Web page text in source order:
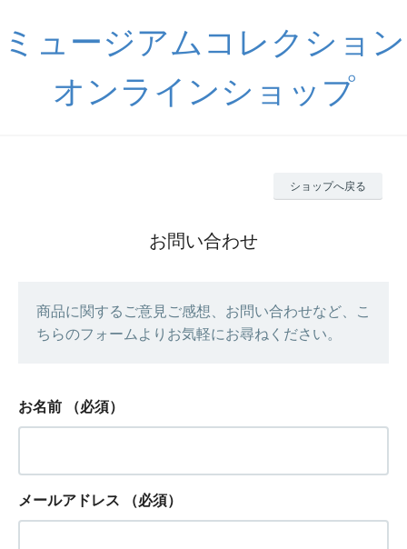
ミュージアムコレクション
オンラインショップ
ショップへ戻る
お問い合わせ
商品に関するご意見ご感想、お問い合わせなど、こ
ちらのフォームよりお気軽にお尋ねください。
お名前 （必須）
メールアドレス （必須）